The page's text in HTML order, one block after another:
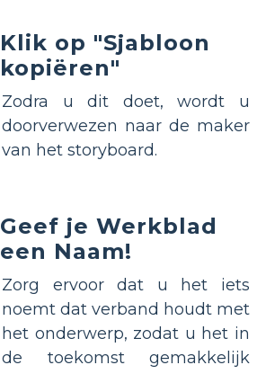
Klik op "Sjabloon
kopiëren"
Zodra u dit doet, wordt u
doorverwezen naar de maker
van het storyboard.
Geef je Werkblad
een Naam!
Zorg ervoor dat u het iets
noemt dat verband houdt met
het onderwerp, zodat u het in
de toekomst gemakkelijk